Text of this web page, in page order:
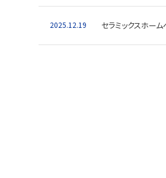
2025.12.19 セラミックスホー